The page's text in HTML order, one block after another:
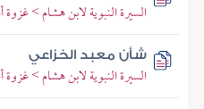
السيرة النبوية لابن هشام >
شأن معبد الخزاعي
السيرة النبوية لابن هشام >